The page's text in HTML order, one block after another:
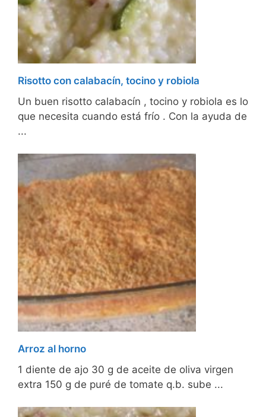
Risotto con calabacín, tocino y robiola
Un buen risotto calabacín , tocino y robiola es lo
que necesita cuando está frío . Con la ayuda de
...
Arroz al horno
1 diente de ajo 30 g de aceite de oliva virgen
extra 150 g de puré de tomate q.b. sube ...